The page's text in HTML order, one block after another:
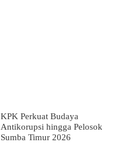
KPK Perkuat Budaya
Antikorupsi hingga Pelosok
Sumba Timur 2026